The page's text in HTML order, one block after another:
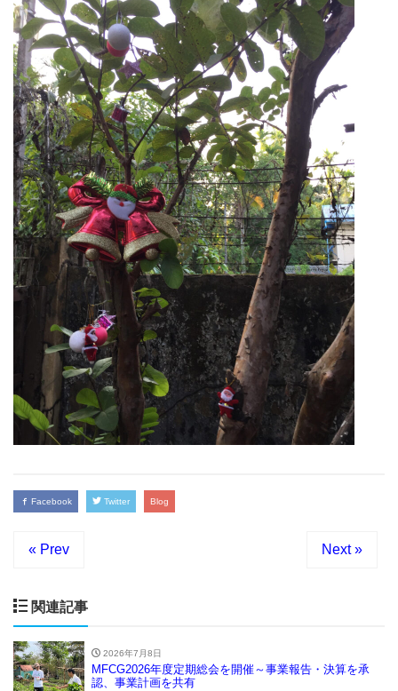
Facebook Twitter Blog
« Prev Next »
関連記事
2026年7月8日
MFCG2026年度定期総会を開催～事業報告・決算を承
認、事業計画を共有